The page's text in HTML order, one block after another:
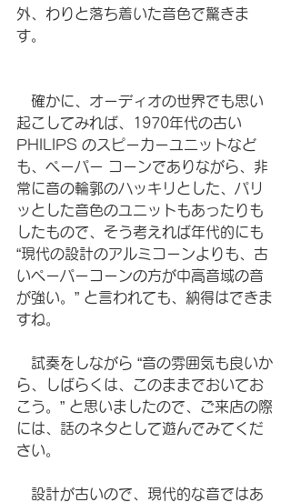
外、わりと落ち着いた音色で驚きま
す。
確かに、オーディオの世界でも思い
起こしてみれば、1970年代の古い
PHILIPS のスピーカーユニットなど
も、ペーパー コーンでありながら、非
常に音の輪郭のハッキリとした、パリ
ッとした音色のユニットもあったりも
したもので、そう考えれば年代的にも
“現代の設計のアルミコーンよりも、古
いペーパーコーンの方が中高音域の音
が強い。” と言われても、納得はできま
すね。
試奏をしながら “音の雰囲気も良いか
ら、しばらくは、このままでおいてお
こう。” と思いましたので、ご来店の際
には、話のネタとして遊んでみてくだ
さい。
設計が古いので、現代的な音ではあ